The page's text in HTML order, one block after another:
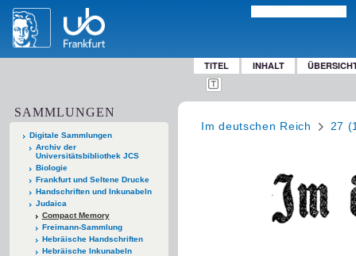
TITEL INHALT
SAMMLUNGEN
Digitale Sammlungen
Archiv der
Universitätsbibliothek JCS
Biologie
Frankfurt und Seltene Drucke
Handschriften und Inkunabeln
Judaica
Compact Memory
Freimann-Sammlung
Hebräische Handschriften
Hebräische Inkunabeln
Im deutschen Reich 27